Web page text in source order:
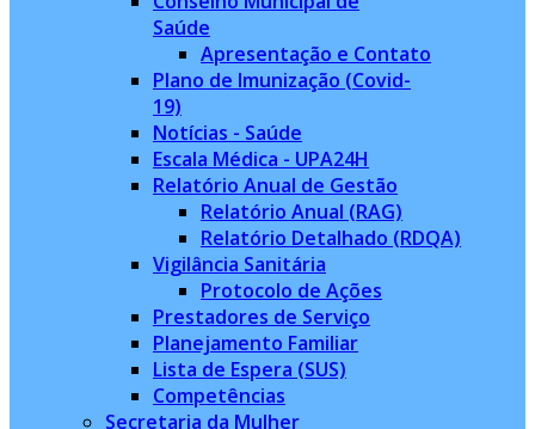
Saúde
Apresentação e Contato
Plano de Imunização (Covid-
19)
Notícias - Saúde
Escala Médica - UPA24H
Relatório Anual de Gestão
Relatório Anual (RAG)
Relatório Detalhado (RDQA)
Vigilância Sanitária
Protocolo de Ações
Prestadores de Serviço
Planejamento Familiar
Lista de Espera (SUS)
Competências
Secretaria da Mulher